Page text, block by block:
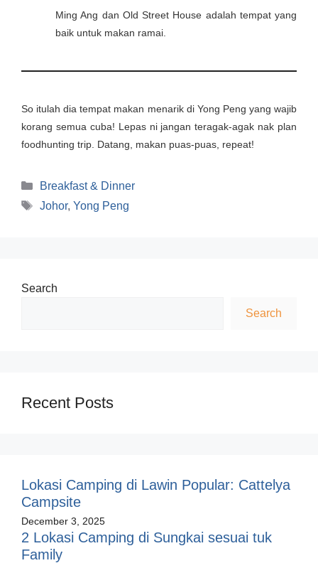
Ming Ang dan Old Street House adalah tempat yang
baik untuk makan ramai.
So itulah dia tempat makan menarik di Yong Peng yang wajib
korang semua cuba! Lepas ni jangan teragak-agak nak plan
foodhunting trip. Datang, makan puas-puas, repeat!
Categories
Breakfast & Dinner
Tags
Johor, Yong Peng
Search
Search
Recent Posts
Lokasi Camping di Lawin Popular: Cattelya
Campsite
December 3, 2025
2 Lokasi Camping di Sungkai sesuai tuk
Family